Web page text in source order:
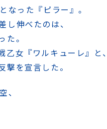
なった『ピラー』。
し伸べたのは、
た。
乙女『ワルキューレ』と、
撃を宣言した。
、